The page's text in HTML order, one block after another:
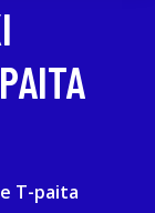
T-paita